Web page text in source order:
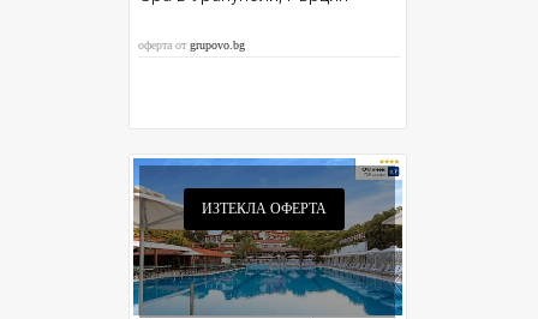
оферта отgrupovo.bg
ИЗТЕКЛА ОФЕРТА